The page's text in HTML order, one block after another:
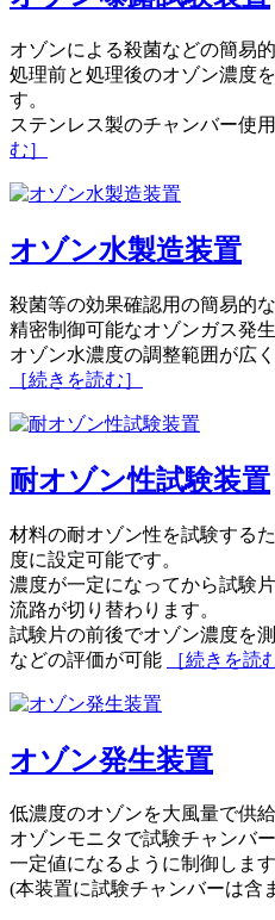
オゾンによる殺菌などの簡易
処理前と処理後のオゾン濃度
す。
ステンレス製のチャンバー使
む］
オゾン水製造装置
殺菌等の効果確認用の簡易的
精密制御可能なオゾンガス発
オゾン水濃度の調整範囲が広
［続きを読む］
耐オゾン性試験装置
材料の耐オゾン性を試験する
度に設定可能です。
濃度が一定になってから試験
流路が切り替わります。
試験片の前後でオゾン濃度を
などの評価が可能
［続きを読
オゾン発生装置
低濃度のオゾンを大風量で供給
オゾンモニタで試験チャンバ
一定値になるように制御します
(本装置に試験チャンバーは含